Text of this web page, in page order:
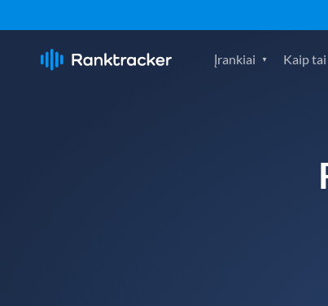
Įrankiai Kaip